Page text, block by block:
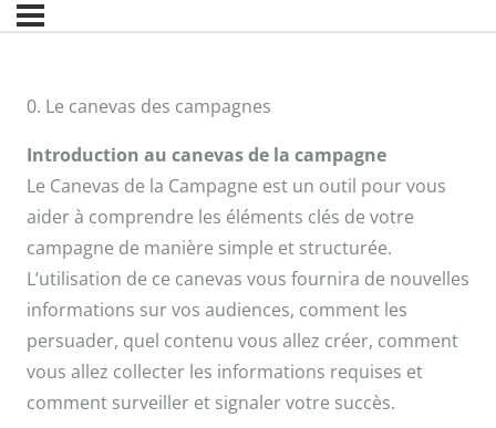
0. Le canevas des campagnes
Introduction au canevas de la campagne
Le Canevas de la Campagne est un outil pour vous
aider à comprendre les éléments clés de votre
campagne de manière simple et structurée.
L’utilisation de ce canevas vous fournira de nouvelles
informations sur vos audiences, comment les
persuader, quel contenu vous allez créer, comment
vous allez collecter les informations requises et
comment surveiller et signaler votre succès.